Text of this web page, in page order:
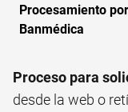
Procesamiento por
Banmédica
Proceso para
desde la web o